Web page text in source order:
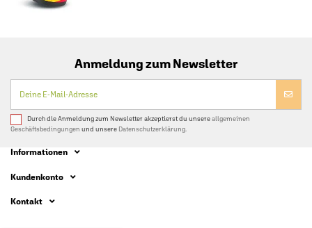
Anmeldung zum Newsletter
Durch die Anmeldung zum Newsletter akzeptierst du unsereallgemeinen
Geschäftsbedingungen und unsere Datenschutzerklärung.
Informationen
Kundenkonto
Kontakt